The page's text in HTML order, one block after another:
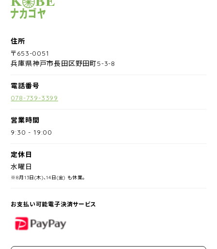
住所
〒653-0051
兵庫県神戸市長田区野田町5-3-8
電話番号
078-739-3399
営業時間
9:30 -19:00
定休日
水曜日
※8月13日(木)、14日(金) も休業。
お支払い可能電子決済サービス
PayPay